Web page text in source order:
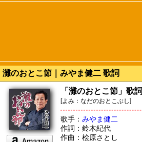
灘のおとこ節｜みやま健二 歌詞
「灘のおとこ節」歌詞
[よみ：なだのおとこぶし]
歌手： みやま健二
作詞：鈴木紀代
作曲：桧原さとし